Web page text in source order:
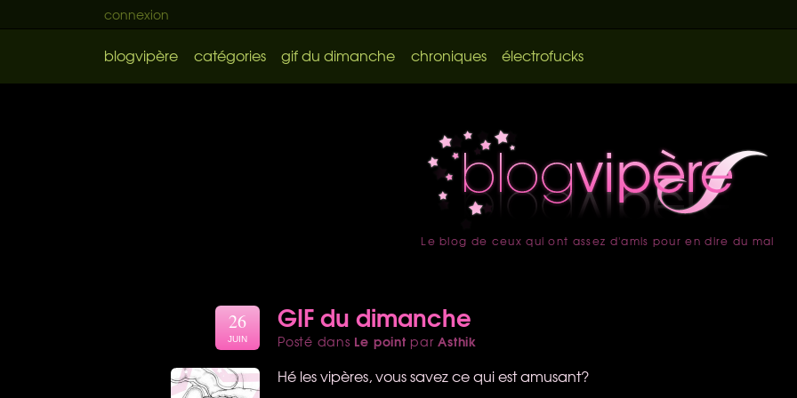
connexion
blogvipère catégories gif du dimanche chroniques électrofucks
accueil
Le blog de ceux qui ont assez d'amis pour en dire du mal
GIF du dimanche
Posté dans Le point parAsthik
26
JUIN
Hé les vipères, vous savez ce qui est amusant?